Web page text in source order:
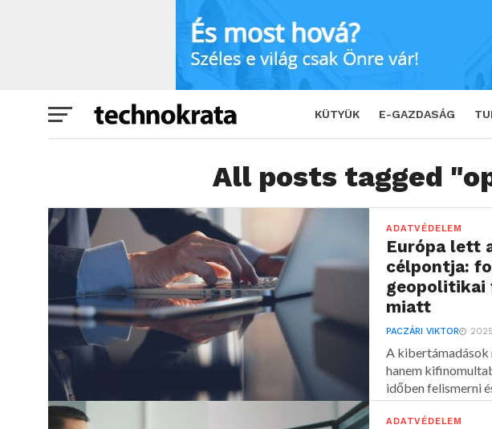
KÜTYÜK E-GAZDASÁG
All posts tagged
ADATVÉDELEM
Európa lett
célpontja:
geopolitikai
miatt
PACZÁRI VIKTOR
A kibertámadások
hanem
időben felismerni
ADATVÉDELEM